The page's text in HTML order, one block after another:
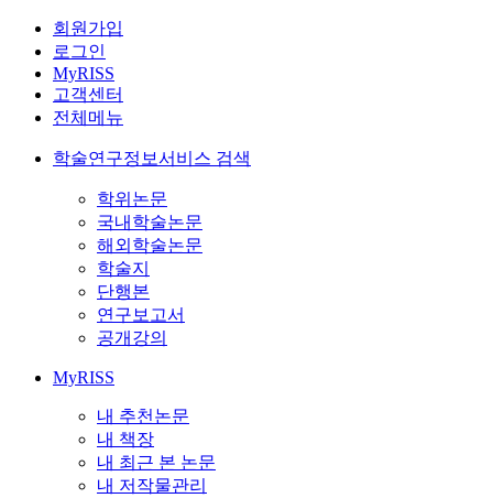
회원가입
로그인
MyRISS
고객센터
전체메뉴
학술연구정보서비스 검색
학위논문
국내학술논문
해외학술논문
학술지
단행본
연구보고서
공개강의
MyRISS
내 추천논문
내 책장
내 최근 본 논문
내 저작물관리